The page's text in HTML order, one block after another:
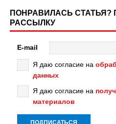
ПОНРАВИЛАСЬ
РАССЫЛКУ
E-mail
Я даю согласие на
данных
Я даю согласие на
материалов